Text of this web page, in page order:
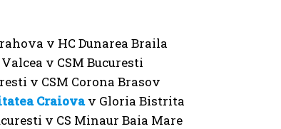
v HC Dunarea Braila
v CSM Bucuresti
v CSM Corona Brasov
Craiovav Gloria Bistrita
v CS Minaur Baia Mare